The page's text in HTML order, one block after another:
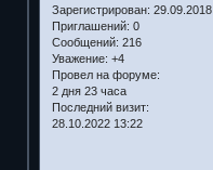
Зарегистрирован: 29.09.2018
Приглашений: 0
Сообщений: 216
Уважение: +4
Провел на форуме:
2 дня 23 часа
Последний визит:
28.10.2022 13:22